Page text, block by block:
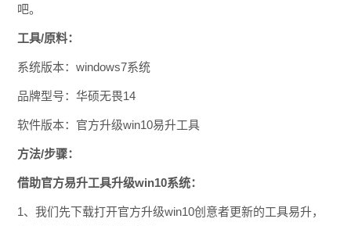
吧。
工具/原料：
系统版本：windows7系统
品牌型号：华硕无畏14
软件版本：官方升级win10易升工具
方法/步骤：
借助官方易升工具升级win10系统：
1、我们先下载打开官方升级win10创意者更新的工具易升，